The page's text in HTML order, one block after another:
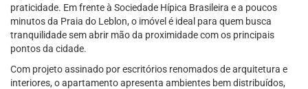
praticidade. Em frente à Sociedade Hípica Brasileira e a poucos
minutos da Praia do Leblon, o imóvel é ideal para quem busca
tranquilidade sem abrir mão da proximidade com os principais
pontos da cidade.
Com projeto assinado por escritórios renomados de arquitetura e
interiores, o apartamento apresenta ambientes bem distribuídos,